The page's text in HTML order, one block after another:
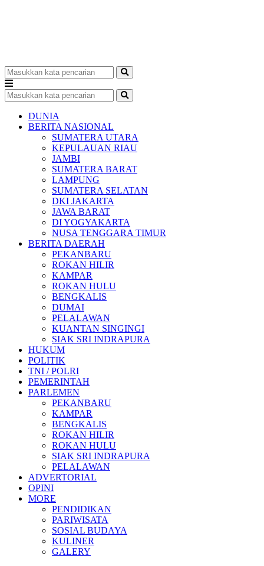
DUNIA
BERITA NASIONAL
SUMATERA UTARA
KEPULAUAN RIAU
JAMBI
SUMATERA BARAT
LAMPUNG
SUMATERA SELATAN
DKI JAKARTA
JAWA BARAT
DI YOGYAKARTA
NUSA TENGGARA TIMUR
BERITA DAERAH
PEKANBARU
ROKAN HILIR
KAMPAR
ROKAN HULU
BENGKALIS
DUMAI
PELALAWAN
KUANTAN SINGINGI
SIAK SRI INDRAPURA
HUKUM
POLITIK
TNI / POLRI
PEMERINTAH
PARLEMEN
PEKANBARU
KAMPAR
BENGKALIS
ROKAN HILIR
ROKAN HULU
SIAK SRI INDRAPURA
PELALAWAN
ADVERTORIAL
OPINI
MORE
PENDIDIKAN
PARIWISATA
SOSIAL BUDAYA
KULINER
GALERY